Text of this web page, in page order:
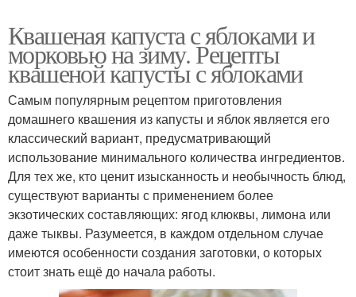
Квашеная капуста с яблоками и
морковью на зиму. Рецепты
квашеной капусты с яблоками
Самым популярным рецептом приготовления
домашнего квашения из капусты и яблок является его
классический вариант, предусматривающий
использование минимального количества ингредиентов.
Для тех же, кто ценит изысканность и необычность блюд,
существуют варианты с применением более
экзотических составляющих: ягод клюквы, лимона или
даже тыквы. Разумеется, в каждом отдельном случае
имеются особенности создания заготовки, о которых
стоит знать ещё до начала работы.